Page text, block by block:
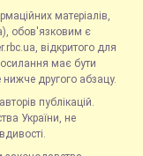
матеріалів,
обов'язковим є
відкритого для
має бути
нижче другого абзацу.
публікацій.
України, не